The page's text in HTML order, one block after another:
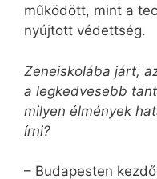
működött, mint a
nyújtott védettség.
Zeneiskolába járt,
a legkedvesebb
milyen élmények
írni?
– Budapesten